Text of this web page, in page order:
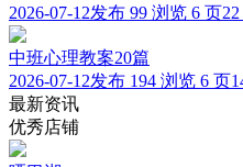
2026-07-12发布 99 浏览 6 页
中班心理教案20篇
2026-07-12发布 194 浏览 6 页
最新资讯
优秀店铺